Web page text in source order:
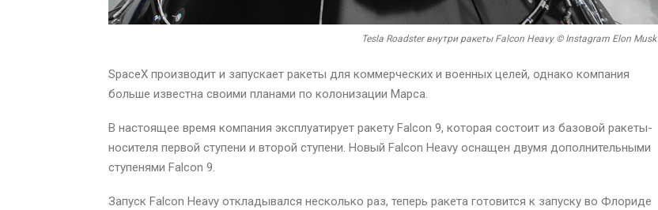
Tesla Roadster внутри ракеты Falcon Heavy © Instagram Elon Musk
SpaceX производит и запускает ракеты для коммерческих и военных целей, однако компания
больше известна своими планами по колонизации Марса.
В настоящее время компания эксплуатирует ракету Falcon 9, которая состоит из базовой ракеты-
носителя первой ступени и второй ступени. Новый Falcon Heavy оснащен двумя дополнительными
ступенями Falcon 9.
Запуск Falcon Heavy откладывался несколько раз, теперь ракета готовится к запуску во Флориде